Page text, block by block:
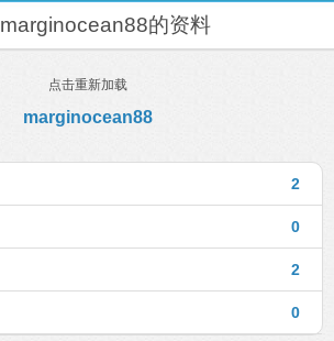
marginocean88的资料
点击重新加载
marginocean88
2
0
2
0